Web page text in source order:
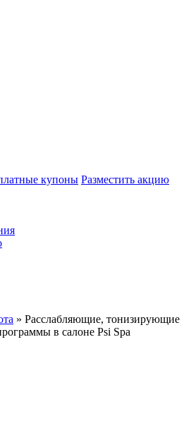
купоны Разместить акцию
» Расслабляющие, тонизирующие
в салоне Psi Spa